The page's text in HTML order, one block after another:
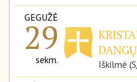
GEGUŽĖ
29
sekm. Iškilmė